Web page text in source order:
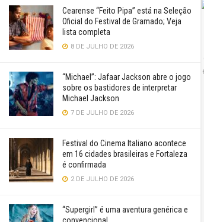
Cearense “Feito Pipa” está na Seleção
Oficial do Festival de Gramado; Veja
lista completa
8 DE JULHO DE 2026
“Michael”: Jafaar Jackson abre o jogo
sobre os bastidores de interpretar
Michael Jackson
7 DE JULHO DE 2026
Festival do Cinema Italiano acontece
em 16 cidades brasileiras e Fortaleza
é confirmada
2 DE JULHO DE 2026
“Supergirl” é uma aventura genérica e